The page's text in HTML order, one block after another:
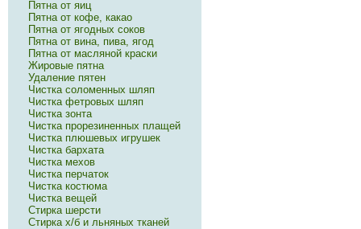
Пятна от яиц
Пятна от кофе, какао
Пятна от ягодных соков
Пятна от вина, пива, ягод
Пятна от масляной краски
Жировые пятна
Удаление пятен
Чистка соломенных шляп
Чистка фетровых шляп
Чистка зонта
Чистка прорезиненных плащей
Чистка плюшевых игрушек
Чистка бархата
Чистка мехов
Чистка перчаток
Чистка костюма
Чистка вещей
Стирка шерсти
Стирка х/б и льняных тканей